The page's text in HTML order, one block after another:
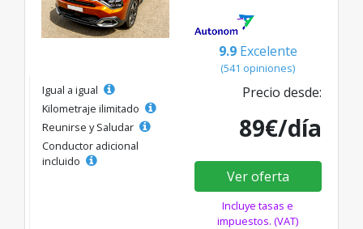
9.9 Excelente
(541 opiniones)
Igual a igual
Kilometraje ilimitado
Reunirse y Saludar
Conductor adicional
incluido
Precio desde:
89€/día
Ver oferta
Incluye tasas e
impuestos. (VAT)